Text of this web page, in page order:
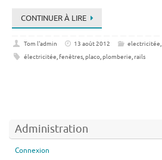
CONTINUER À LIRE
Tom l'admin 13 août 2012 electricitée,
électricitée,fenêtres,placo,plomberie,rails
Administration
Connexion